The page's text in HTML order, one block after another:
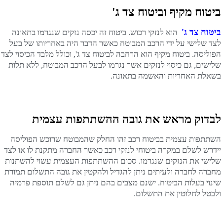
ביטוח מקיף וביטוח צד ג'
ביטוח צד ג' הוא לנזקי רכוש. ביטוח זה יכסה נזקים שנגרמו בתאונה
לצד שלישי על ידי הרכב המבוטח כאשר הדבר היה באחריותו של בעל
הפוליסה. ביטוח מקיף הוא הרחבה לביטוח צד ג', וכולל מלבד הכיסוי לצד
שלישים, גם כיסוי לנזקים אשר נגרמו לבעל הרכב המבוטח, ללא תלות
בשאלת האחריות והאשמה בתאונה.
לבדוק מראש את גובה ההשתתפות עצמית
השתתפות עצמית בביטוח רכב זהו החלק שהמבוטח שרוכש הפוליסה
יידרש לשלם במקרה ביטוחי לנזקי רכב כאשר החברה מתקנת לו או לצד
שלישי את הנזקים שנגרמו. סכום ההשתתפות העצמית עשוי להשתנות
מחברה לחברה ולעיתים ניתן להגדיל ולהקטין את גובה התשלום תמורת
שינוי בעלות הביטוח. ישנם מצבים בהם ניתן גם לשלם תוספת פרמיה
ולבטל לחלוטין את התשלום.